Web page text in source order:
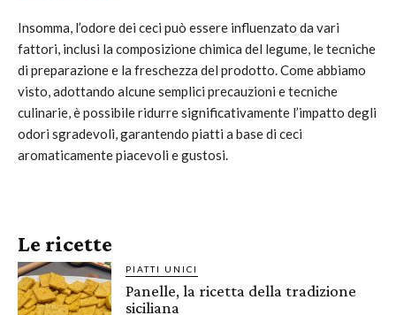
Insomma, l’odore dei ceci può essere influenzato da vari
fattori, inclusi la composizione chimica del legume, le tecniche
di preparazione e la freschezza del prodotto. Come abbiamo
visto, adottando alcune semplici precauzioni e tecniche
culinarie, è possibile ridurre significativamente l’impatto degli
odori sgradevoli, garantendo piatti a base di ceci
aromaticamente piacevoli e gustosi.
Le ricette
PIATTI UNICI
Panelle, la ricetta della tradizione
siciliana